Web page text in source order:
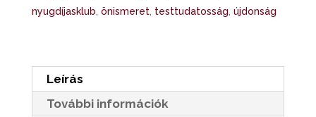
nyugdíjasklub, önismeret, testtudatosság, újdonság
Leírás
További információk